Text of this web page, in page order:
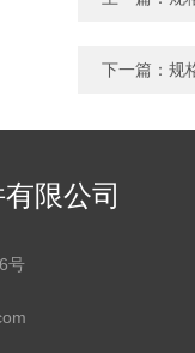
下一篇： 规
限公司
号